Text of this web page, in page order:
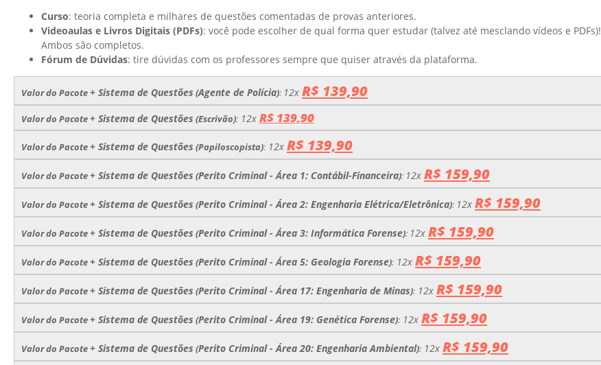
Curso: teoria completa e milhares de questões comentadas de provas anteriores.
Videoaulas e Livros Digitais (PDFs): você pode escolher de qual forma quer estudar (talvez até mesclando vídeos e PDFs)!
Ambos são completos.
Fórum de Dúvidas: tire dúvidas com os professores sempre que quiser através da plataforma.
Valor do Pacote+ Sistema de Questões (Agente de Polícia): 12x R$ 139,90
Valor do Pacote+ Sistema de Questões (Escrivão): 12x R$ 139,90
Valor do Pacote+ Sistema de Questões (Papiloscopista): 12x R$ 139,90
Valor do Pacote+ Sistema de Questões (Perito Criminal - Área 1: Contábil-Financeira): 12x R$ 159,90
Valor do Pacote+ Sistema de Questões (Perito Criminal - Área 2: Engenharia Elétrica/Eletrônica): 12x R$ 159,90
Valor do Pacote+ Sistema de Questões (Perito Criminal - Área 3: Informática Forense): 12x R$ 159,90
Valor do Pacote+ Sistema de Questões (Perito Criminal - Área 5: Geologia Forense): 12x R$ 159,90
Valor do Pacote+ Sistema de Questões (Perito Criminal - Área 17: Engenharia de Minas): 12x R$ 159,90
Valor do Pacote+ Sistema de Questões (Perito Criminal - Área 19: Genética Forense): 12x R$ 159,90
Valor do Pacote+ Sistema de Questões (Perito Criminal - Área 20: Engenharia Ambiental): 12x R$ 159,90